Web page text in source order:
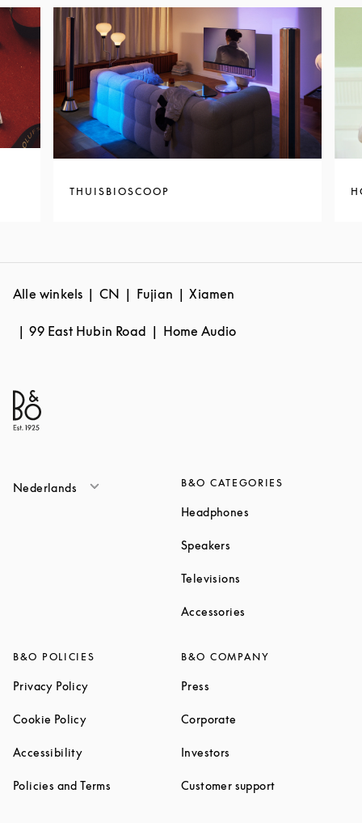
THUISBIOSCOOP
Alle winkels CN Fujian Xiamen
99 East Hubin Road Home Audio
Nederlands B&O CATEGORIES
Headphones
Speakers
Televisions
Accessories
B&O POLICIES
Privacy PolicyLink Opens in New Tab
Cookie PolicyLink Opens in New Tab
AccessibilityLink Opens in New Tab
Policies and Terms Link Opens in New Tab
B&O COMPANY
Press
Corporate
Investors
Customer supportLink Opens in